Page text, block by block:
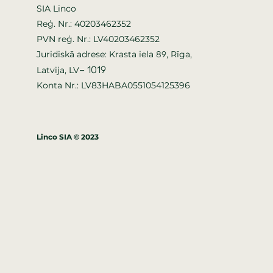
SIA Linco
Reģ. Nr.: 40203462352
PVN reģ. Nr.: LV40203462352
Juridiskā adrese: Krasta iela89, Rīga,
Latvija, LV– 1019
Konta Nr.: LV83HABA0551054125396
Linco SIA © 2023